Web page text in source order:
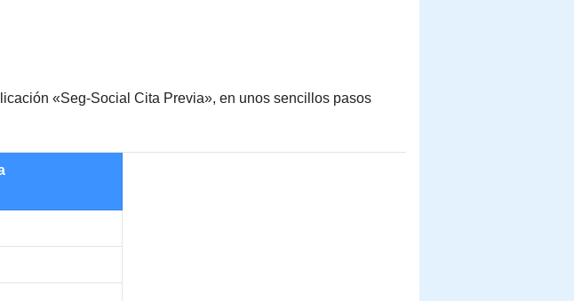
«Seg-Social Cita Previa», en unos sencillos pasos